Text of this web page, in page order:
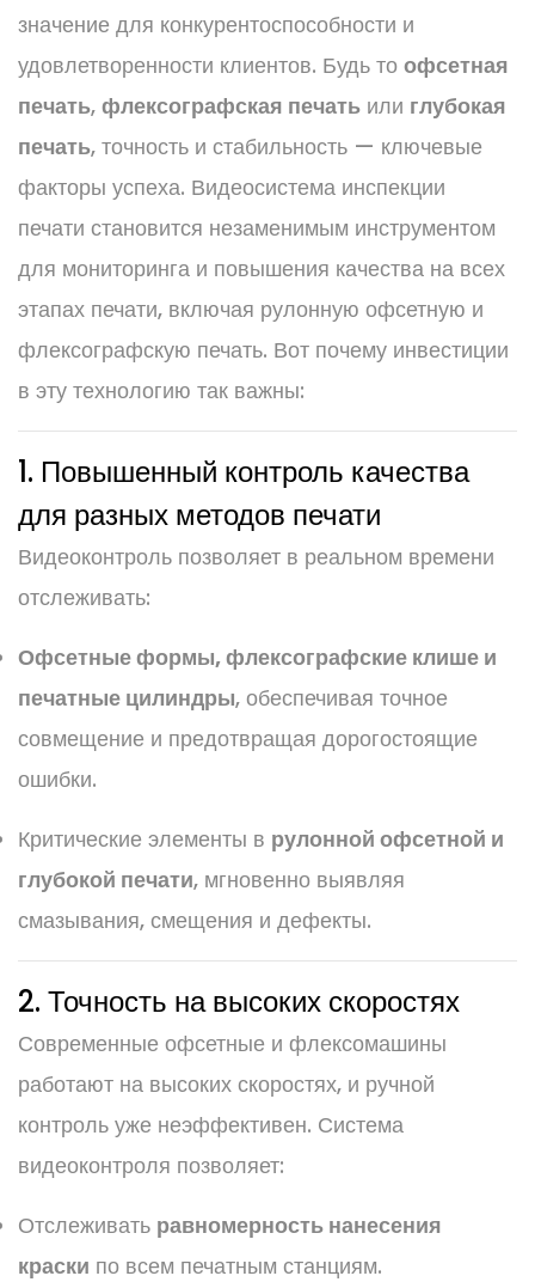
значение для конкурентоспособности и
удовлетворенности клиентов. Будь то офсетная
печать, флексографская печать или глубокая
печать, точность и стабильность — ключевые
факторы успеха. Видеосистема инспекции
печати становится незаменимым инструментом
для мониторинга и повышения качества на всех
этапах печати, включая рулонную офсетную и
флексографскую печать. Вот почему инвестиции
в эту технологию так важны:
1. Повышенный контроль качества
для разных методов печати
Видеоконтроль позволяет в реальном времени
отслеживать:
Офсетные формы, флексографские клише и
печатные цилиндры, обеспечивая точное
совмещение и предотвращая дорогостоящие
ошибки.
Критические элементы в рулонной офсетной и
глубокой печати, мгновенно выявляя
смазывания, смещения и дефекты.
2. Точность на высоких скоростях
Современные офсетные и флексомашины
работают на высоких скоростях, и ручной
контроль уже неэффективен. Система
видеоконтроля позволяет:
Отслеживать равномерность нанесения
краски по всем печатным станциям.